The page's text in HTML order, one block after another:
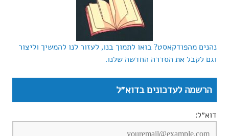
נהנים מהפודקאסט? בואו לתמוך בנו, לעזור לנו להמשיך וליצור
וגם לקבל את הסדרה החדשה שלנו.
הרשמה לעדכונים בדוא״ל
דוא״ל: